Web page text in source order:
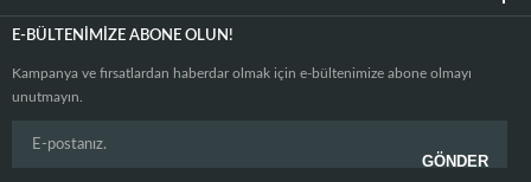
E-BÜLTENIMIZE ABONE OLUN!
Kampanya ve fırsatlardan haberdar olmak için e-bültenimize abone olmayı
unutmayın.